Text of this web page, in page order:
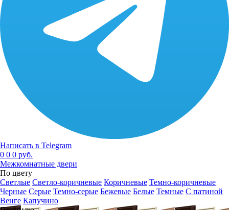
Написать в Telegram
0 0 0 руб.
Межкомнатные двери
По цвету
Светлые Светло-коричневые Коричневые Темно-коричневые
Черные Серые Темно-серые Бежевые Белые Темные С патиной
Венге Капучино